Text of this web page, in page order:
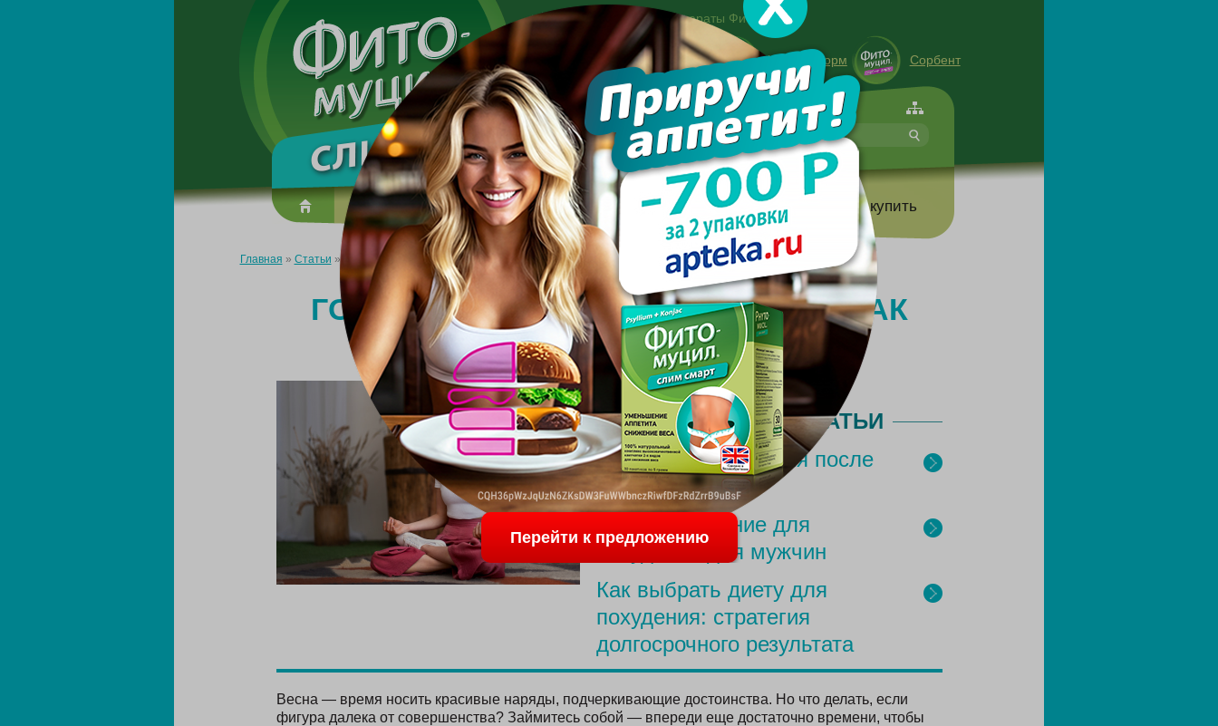
Другие препараты Фитомуцил:
Норм Холестенорм Сорбент
форте
Made in the UK
Консультация специалиста:
+7 495 744-06-27
О препарате Усиль эффект Полезно знать Вопрос-ответ Где купить
Главная » Статьи »Готовимся к теплому сезону: как похудеть к весне?
ГОТОВИМСЯ К ТЕПЛОМУ СЕЗОНУ: КАК
ПОХУДЕТЬ К ВЕСНЕ?
ПОСЛЕДНИЕ СТАТЬИ
Меню для похудения после
родов
Простое питание для
похудения для мужчин
Как выбрать диету для
похудения: стратегия
долгосрочного результата
Весна — время носить красивые наряды, подчеркивающие достоинства. Но что делать, если
фигура далека от совершенства? Займитесь собой — впереди еще достаточно времени, чтобы
Перейти к предложению